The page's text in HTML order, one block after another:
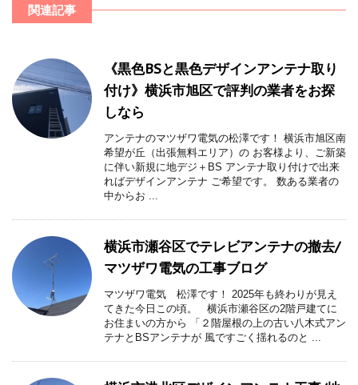
関連記事
《黒色BSと黒色デザインアンテナ取り
付け》横浜市旭区で評判の業者をお探
しなら
アンテナのマツザワ電気の松澤です！ 横浜市旭区南
希望が丘（出張無料エリア）の お客様より、ご新築
に伴い新規に地デジ＋BS アンテナ取り付けで出来
ればデザインアンテナ ご希望です。 数ある業者の
中からお ...
横浜市瀬谷区でテレビアンテナの撤去/
マツザワ電気の工事ブログ
マツザワ電気 松澤です！ 2025年も終わりが見え
てきた今日この頃。 横浜市瀬谷区の2階戸建てに
お住まいの方から 「２階屋根の上の古い八木式アン
テナとBSアンテナが 風ですごく揺れるのと ...